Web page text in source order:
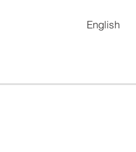
English